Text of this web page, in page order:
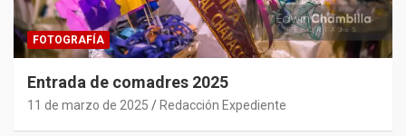
FOTOGRAFÍA
Entrada de comadres 2025
11 de marzo de 2025 Redacción Expediente